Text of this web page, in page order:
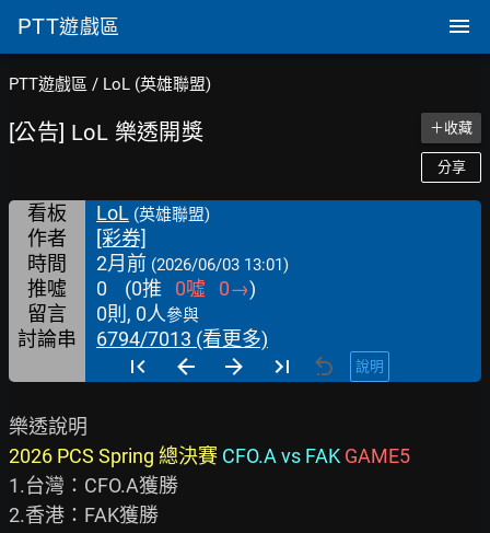
PTT遊戲區
PTT遊戲區 / LoL (英雄聯盟)
[公告] LoL 樂透開獎 ＋收藏
分享
看板 LoL (英雄聯盟)
作者
[彩券]
時間
2月前 (2026/06/03 13:01)
推噓 0 (0推 0噓 0→)
留言
0則, 0人參與
討論串 6794/7013 (看更多)
說明
2026 PCS Spring 總決賽 CFO.A vs FAK GAME5
1.台灣：CFO.A獲勝
2.香港：FAK獲勝